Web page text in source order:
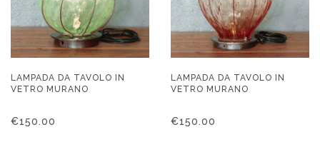
LAMPADA DA TAVOLO IN
VETRO MURANO
€150.00
LAMPADA DA TAVOLO IN
VETRO MURANO
€150.00